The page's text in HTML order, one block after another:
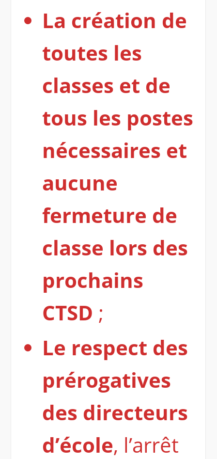
La création de
toutes les
classes et de
tous les postes
nécessaires et
aucune
fermeture de
classe lors des
prochains
CTSD ;
Le respect des
prérogatives
des directeurs
d’école, l’arrêt